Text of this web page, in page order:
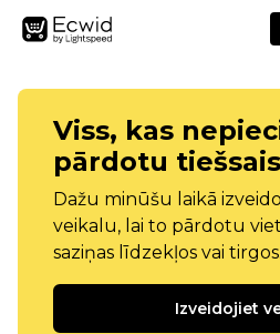
Viss, kas
pārdotu
Dažu minūšu laikā
veikalu, lai to pārdotu
saziņas līdzekļos vai tirgos.
Izveidojiet